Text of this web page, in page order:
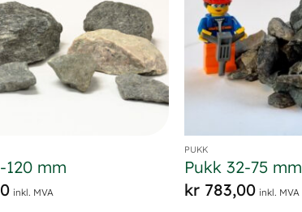
120 mm
inkl. MVA
PUKK
Pukk 32-75 mm
kr 783,00 inkl. MVA